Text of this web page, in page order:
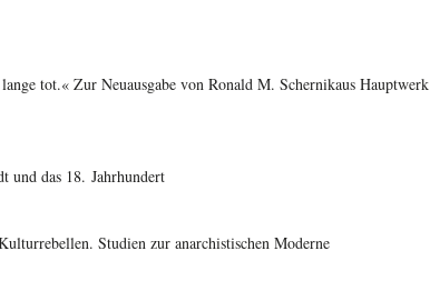
tot.« Zur Neuausgabe von Ronald M. Schernikaus Hauptwerk
das 18. Jahrhundert
Studien zur anarchistischen Moderne